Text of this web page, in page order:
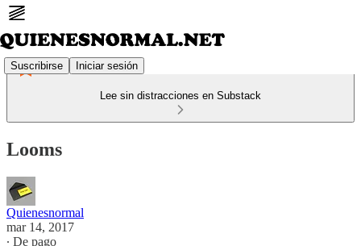
Suscribirse Iniciar sesión
Lee sin distracciones en Substack
Looms
Quienesnormal
mar 14, 2017
∙ De pago